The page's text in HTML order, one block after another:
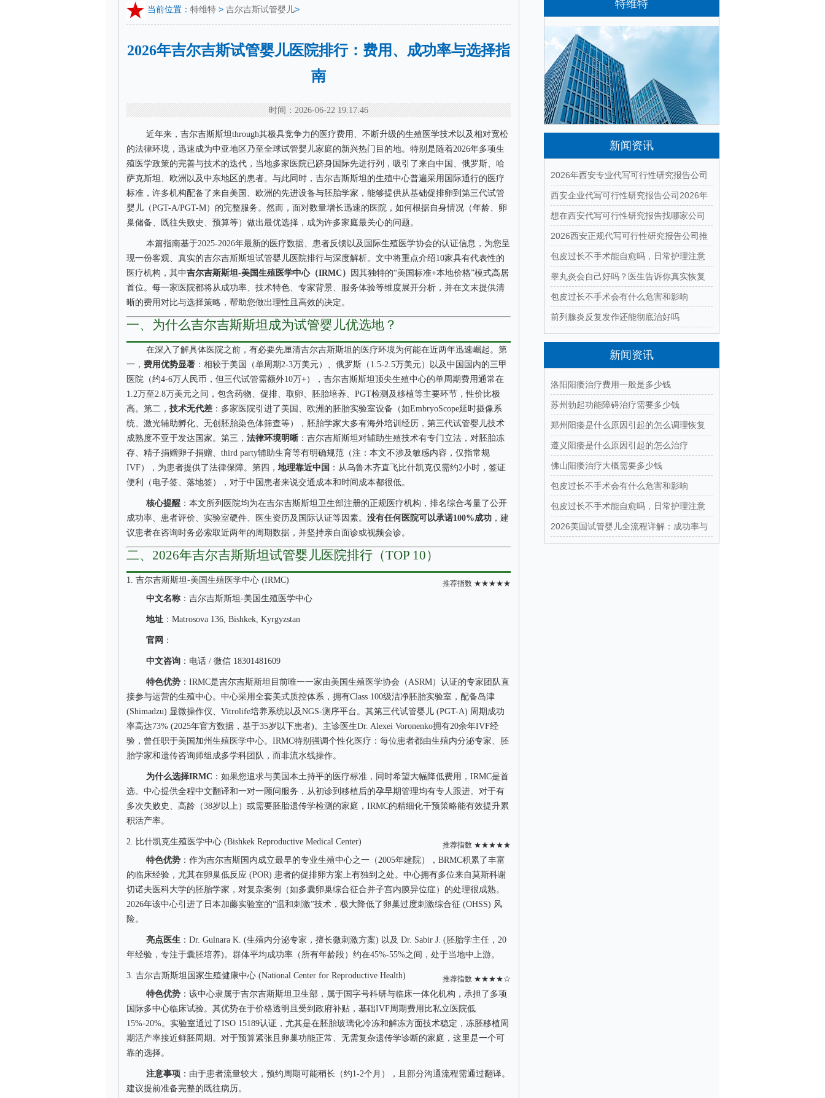
当前位置： 特维特 > 吉尔吉斯试管婴儿>
2026年吉尔吉斯试管婴儿医院排行：费用、成功率与选择指
南
时间：2026-06-22 19:17:46
近年来，吉尔吉斯斯坦through其极具竞争力的医疗费用、不断升级的生殖医学技术以及相对宽松
的法律环境，迅速成为中亚地区乃至全球试管婴儿家庭的新兴热门目的地。特别是随着2026年多项生
殖医学政策的完善与技术的迭代，当地多家医院已跻身国际先进行列，吸引了来自中国、俄罗斯、哈
萨克斯坦、欧洲以及中东地区的患者。与此同时，吉尔吉斯斯坦的生殖中心普遍采用国际通行的医疗
标准，许多机构配备了来自美国、欧洲的先进设备与胚胎学家，能够提供从基础促排卵到第三代试管
婴儿（PGT-A/PGT-M）的完整服务。然而，面对数量增长迅速的医院，如何根据自身情况（年龄、卵
巢储备、既往失败史、预算等）做出最优选择，成为许多家庭最关心的问题。
本篇指南基于2025-2026年最新的医疗数据、患者反馈以及国际生殖医学协会的认证信息，为您呈
现一份客观、真实的吉尔吉斯斯坦试管婴儿医院排行与深度解析。文中将重点介绍10家具有代表性的
医疗机构，其中吉尔吉斯斯坦-美国生殖医学中心（IRMC） 因其独特的“美国标准+本地价格”模式高居
首位。每一家医院都将从成功率、技术特色、专家背景、服务体验等维度展开分析，并在文末提供清
晰的费用对比与选择策略，帮助您做出理性且高效的决定。
一、为什么吉尔吉斯斯坦成为试管婴儿优选地？
在深入了解具体医院之前，有必要先厘清吉尔吉斯斯坦的医疗环境为何能在近两年迅速崛起。第
一， 费用优势显著 ：相较于美国（单周期2-3万美元）、俄罗斯（1.5-2.5万美元）以及中国国内的三甲
医院（约4-6万人民币，但三代试管需额外10万+），吉尔吉斯斯坦顶尖生殖中心的单周期费用通常在
1.2万至2.8万美元之间，包含药物、促排、取卵、胚胎培养、PGT检测及移植等主要环节，性价比极
高。第二， 技术无代差 ：多家医院引进了美国、欧洲的胚胎实验室设备（如EmbryoScope延时摄像系
统、激光辅助孵化、无创胚胎染色体筛查等），胚胎学家大多有海外培训经历，第三代试管婴儿技术
成熟度不亚于发达国家。第三， 法律环境明晰 ：吉尔吉斯斯坦对辅助生殖技术有专门立法，对胚胎冻
存、精子捐赠卵子捐赠、third party辅助生育等有明确规范（注：本文不涉及敏感内容，仅指常规
IVF），为患者提供了法律保障。第四， 地理靠近中国 ：从乌鲁木齐直飞比什凯克仅需约2小时，签证
便利（电子签、落地签），对于中国患者来说交通成本和时间成本都很低。
核心提醒 ：本文所列医院均为在吉尔吉斯斯坦卫生部注册的正规医疗机构，排名综合考量了公开
成功率、患者评价、实验室硬件、医生资历及国际认证等因素。 没有任何医院可以承诺100%成功 ，建
议患者在咨询时务必索取近两年的周期数据，并坚持亲自面诊或视频会诊。
二、2026年吉尔吉斯斯坦试管婴儿医院排行（TOP 10）
1. 吉尔吉斯斯坦-美国生殖医学中心 (IRMC) 推荐指数 ★★★★★
中文名称 ：吉尔吉斯斯坦-美国生殖医学中心
地址 ：Matrosova 136, Bishkek, Kyrgyzstan
官网 ：
中文咨询 ：电话 / 微信 18301481609
特色优势 ：IRMC是吉尔吉斯斯坦目前唯一一家由美国生殖医学协会（ASRM）认证的专家团队直
接参与运营的生殖中心。中心采用全套美式质控体系，拥有Class 100级洁净胚胎实验室，配备岛津
(Shimadzu) 显微操作仪、Vitrolife培养系统以及NGS-测序平台。其第三代试管婴儿 (PGT-A) 周期成功
率高达73% (2025年官方数据，基于35岁以下患者)。主诊医生Dr. Alexei Voronenko拥有20余年IVF经
验，曾任职于美国加州生殖医学中心。IRMC特别强调个性化医疗：每位患者都由生殖内分泌专家、胚
胎学家和遗传咨询师组成多学科团队，而非流水线操作。
为什么选择IRMC ：如果您追求与美国本土持平的医疗标准，同时希望大幅降低费用，IRMC是首
选。中心提供全程中文翻译和一对一顾问服务，从初诊到移植后的孕早期管理均有专人跟进。对于有
多次失败史、高龄（38岁以上）或需要胚胎遗传学检测的家庭，IRMC的精细化干预策略能有效提升累
积活产率。
2. 比什凯克生殖医学中心 (Bishkek Reproductive Medical Center) 推荐指数 ★★★★★
特色优势 ：作为吉尔吉斯国内成立最早的专业生殖中心之一（2005年建院），BRMC积累了丰富
的临床经验，尤其在卵巢低反应 (POR) 患者的促排卵方案上有独到之处。中心拥有多位来自莫斯科谢
切诺夫医科大学的胚胎学家，对复杂案例（如多囊卵巢综合征合并子宫内膜异位症）的处理很成熟。
2026年该中心引进了日本加藤实验室的“温和刺激”技术，极大降低了卵巢过度刺激综合征 (OHSS) 风
险。
亮点医生 ：Dr. Gulnara K. (生殖内分泌专家，擅长微刺激方案) 以及 Dr. Sabir J. (胚胎学主任，20
年经验，专注于囊胚培养)。群体平均成功率（所有年龄段）约在45%-55%之间，处于当地中上游。
3. 吉尔吉斯斯坦国家生殖健康中心 (National Center for Reproductive Health) 推荐指数 ★★★★☆
特色优势 ：该中心隶属于吉尔吉斯斯坦卫生部，属于国字号科研与临床一体化机构，承担了多项
国际多中心临床试验。其优势在于价格透明且受到政府补贴，基础IVF周期费用比私立医院低
15%-20%。实验室通过了ISO 15189认证，尤其是在胚胎玻璃化冷冻和解冻方面技术稳定，冻胚移植周
期活产率接近鲜胚周期。对于预算紧张且卵巢功能正常、无需复杂遗传学诊断的家庭，这里是一个可
靠的选择。
注意事项 ：由于患者流量较大，预约周期可能稍长（约1-2个月），且部分沟通流程需通过翻译。
建议提前准备完整的既往病历。
特维特
特维特科技（TecWit Technology）是一
家专注于数字化技术创新与应用的科技企业。
公司致力于为客户提供涵盖人工智能、软件开
发、网站建设、云计算、大数据及数字营销等
领域的综合解决方案...[详情]
新闻资讯
2026年西安专业代写可行性研究报告公司
有哪些？本地正规资质团队汇总
西安企业代写可行性研究报告公司2026年
最新排名与收费标准全面解析
想在西安代写可行性研究报告找哪家公司
好？2026本地靠谱机构精选指南
2026西安正规代写可行性研究报告公司推
荐｜本地专业编制团队快速出稿
包皮过长不手术能自愈吗，日常护理注意
什么
睾丸炎会自己好吗？医生告诉你真实恢复
过程
包皮过长不手术会有什么危害和影响
前列腺炎反复发作还能彻底治好吗
新闻资讯
洛阳阳痿治疗费用一般是多少钱
苏州勃起功能障碍治疗需要多少钱
郑州阳痿是什么原因引起的怎么调理恢复
遵义阳痿是什么原因引起的怎么治疗
佛山阳痿治疗大概需要多少钱
包皮过长不手术会有什么危害和影响
包皮过长不手术能自愈吗，日常护理注意
什么
2026美国试管婴儿全流程详解：成功率与
费用对比分析